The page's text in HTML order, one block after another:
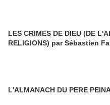
LES CRIMES DE DIEU (DE
RELIGIONS) par Sébastien
L'ALMANACH DU PERE